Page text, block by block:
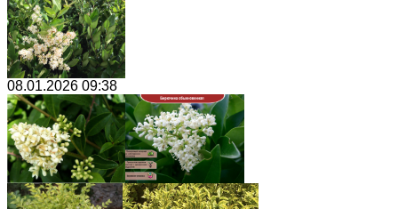
08.01.2026 09:38